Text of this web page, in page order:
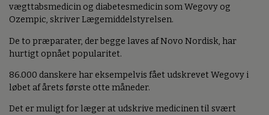
vægttabsmedicin og diabetesmedicin som Wegovy og
Ozempic, skriver Lægemiddelstyrelsen.
De to præparater, der begge laves af Novo Nordisk, har
hurtigt opnået popularitet.
86.000 danskere har eksempelvis fået udskrevet Wegovy i
løbet af årets første otte måneder.
Det er muligt for læger at udskrive medicinen til svært